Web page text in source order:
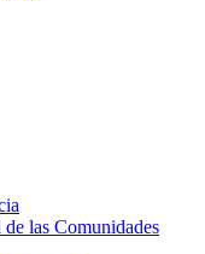
las Comunidades